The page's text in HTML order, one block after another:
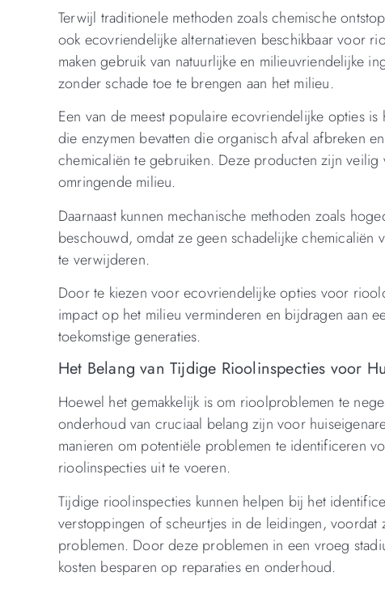
Terwijl traditionele methoden zoals chemische
ook ecovriendelijke alternatieven beschikbaar voor
maken gebruik van natuurlijke en milieuvriendelijke
zonder schade toe te brengen aan het milieu.
Een van de meest populaire ecovriendelijke opties
die enzymen bevatten die organisch afval afbreken
chemicaliën te gebruiken. Deze producten zijn
omringende milieu.
Daarnaast kunnen mechanische methoden zoals
beschouwd, omdat ze geen schadelijke
te verwijderen.
Door te kiezen voor ecovriendelijke opties voor
impact op het milieu verminderen en bijdragen aan
toekomstige generaties.
Het Belang van Tijdige Rioolinspecties voor
Hoewel het gemakkelijk is om rioolproblemen te
onderhoud van cruciaal belang zijn voor
manieren om potentiële problemen te identificeren
rioolinspecties uit te voeren.
Tijdige rioolinspecties kunnen helpen bij het
verstoppingen of scheurtjes in de leidingen,
problemen. Door deze problemen in een vroeg
kosten besparen op reparaties en onderhoud.